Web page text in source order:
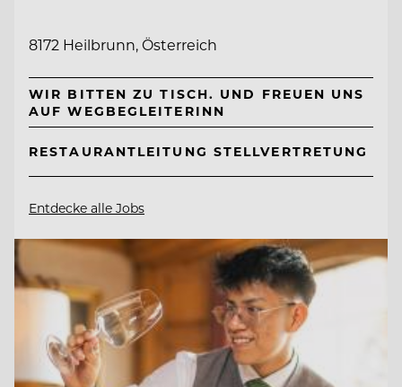
8172 Heilbrunn, Österreich
WIR BITTEN ZU TISCH. UND FREUEN UNS
AUF WEGBEGLEITERINN
RESTAURANTLEITUNG STELLVERTRETUNG
Entdecke alle Jobs